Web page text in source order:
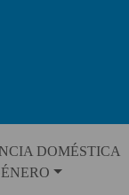
DOMÉSTICA